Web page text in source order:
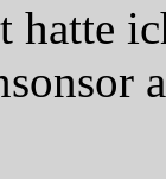
hatte